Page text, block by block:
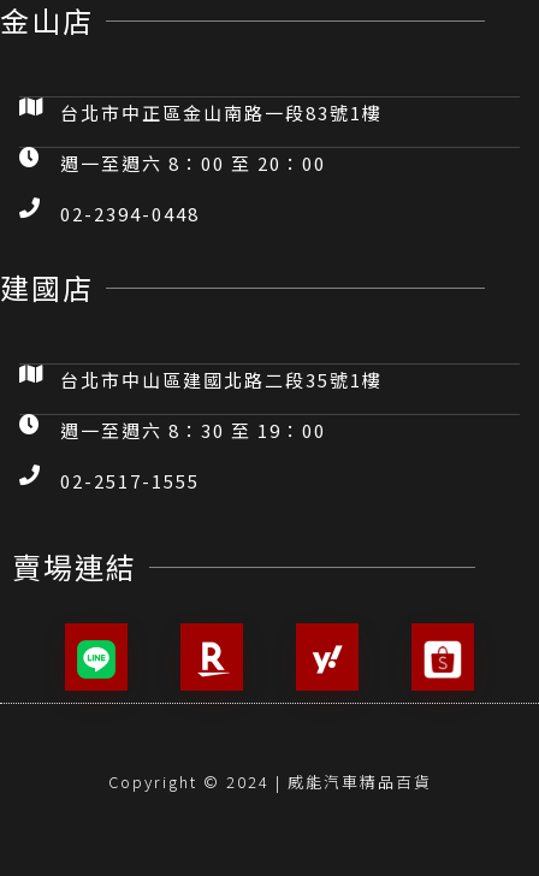
台北市中正區金山南路一段83號1樓
02-2394-0448
建國店
台北市中山區建國北路二段35號1樓
02-2517-1555
賣場連結
Copyright © 2024 | 威能汽車精品百貨